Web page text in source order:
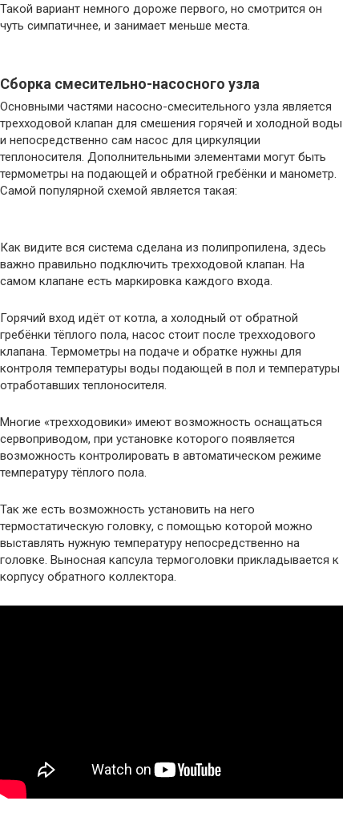
Такой вариант немного дороже первого, но смотрится он
чуть симпатичнее, и занимает меньше места.
Сборка смесительно-насосного узла
Основными частями насосно-смесительного узла является
трехходовой клапан для смешения горячей и холодной воды
и непосредственно сам насос для циркуляции
теплоносителя. Дополнительными элементами могут быть
термометры на подающей и обратной гребёнки и манометр.
Самой популярной схемой является такая:
Как видите вся система сделана из полипропилена, здесь
важно правильно подключить трехходовой клапан. На
самом клапане есть маркировка каждого входа.
Горячий вход идёт от котла, а холодный от обратной
гребёнки тёплого пола, насос стоит после трехходового
клапана. Термометры на подаче и обратке нужны для
контроля температуры воды подающей в пол и температуры
отработавших теплоносителя.
Многие «трехходовики» имеют возможность оснащаться
сервоприводом, при установке которого появляется
возможность контролировать в автоматическом режиме
температуру тёплого пола.
Так же есть возможность установить на него
термостатическую головку, с помощью которой можно
выставлять нужную температуру непосредственно на
головке. Выносная капсула термоголовки прикладывается к
корпусу обратного коллектора.